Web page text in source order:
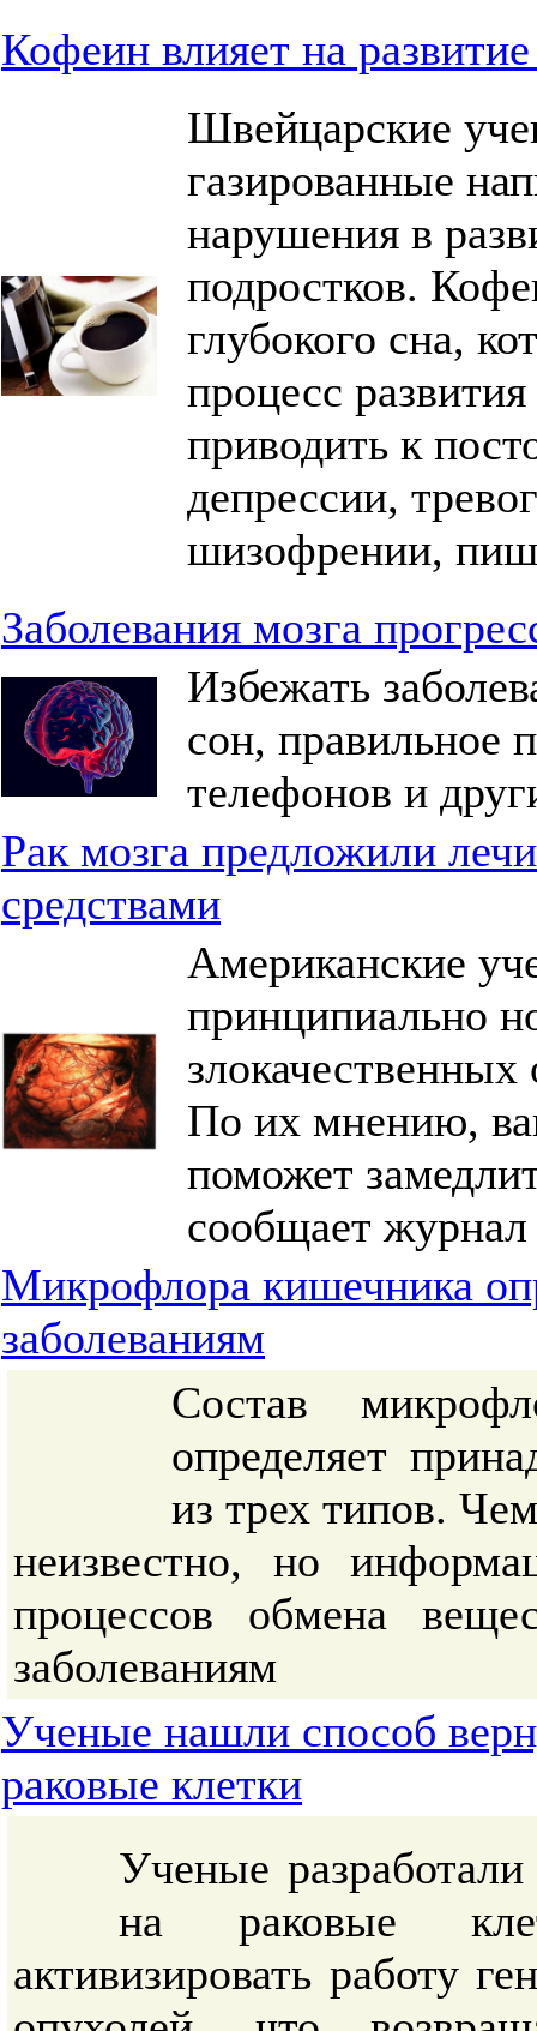
Кофеин влияет на
Швейцарские
газированные
нарушения в
подростков.
глубокого сна,
процесс
приводить к
депрессии,
шизофрении,
Заболевания мозга
Избежать
сон, правильное
телефонов и
Рак мозга предложили
средствами
Американские
принципиально
По их мнению,
поможет
сообщает
Микрофлора кишечника
заболеваниям
Состав
определяет
из трех типов.
неизвестно, но
процессов обмена
заболеваниям
Ученые нашли способ
раковые клетки
Ученые
на раковые
активизировать работу